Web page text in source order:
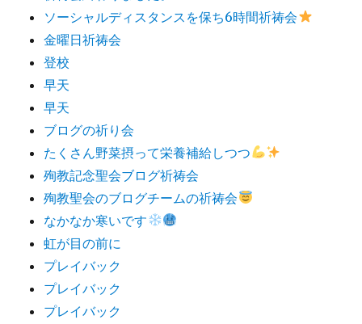
ソーシャルディスタンスを保ち6時間祈祷会
金曜日祈祷会
登校
早天
早天
ブログの祈り会
たくさん野菜摂って栄養補給しつつ
殉教記念聖会ブログ祈祷会
殉教聖会のブログチームの祈祷会
なかなか寒いです
虹が目の前に
プレイバック
プレイバック
プレイバック